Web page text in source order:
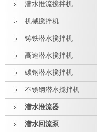
潜水推流搅拌机
机械搅拌机
铸铁潜水搅拌机
高速潜水搅拌机
碳钢潜水搅拌机
不锈钢潜水搅拌机
潜水推流器
潜水回流泵